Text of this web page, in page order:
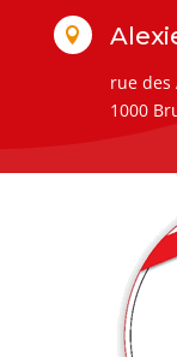

rue des
1000